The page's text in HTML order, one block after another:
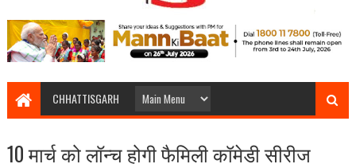
CHHATTISGARH
10 मार्च को लॉन्च होगी फैमिली कॉमेडी सीरीज